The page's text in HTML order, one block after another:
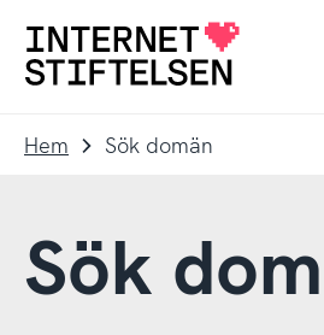
navigering
innehåll
Till
Hem Sök domän
Sök